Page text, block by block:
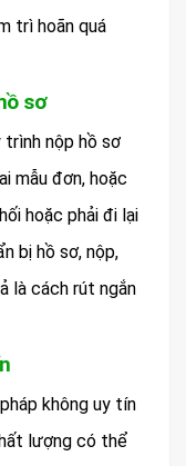
trì hoãn quá
sơ
trình nộp hồ sơ
mẫu đơn, hoặc
hoặc phải đi lại
bị hồ sơ, nộp,
là cách rút ngắn
không uy tín
lượng có thể